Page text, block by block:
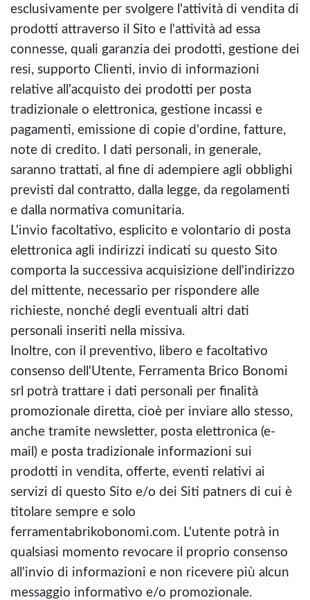
esclusivamente per svolgere l'attività di vendita di
prodotti attraverso il Sito e l'attività ad essa
connesse, quali garanzia dei prodotti, gestione dei
resi, supporto Clienti, invio di informazioni
relative all'acquisto dei prodotti per posta
tradizionale o elettronica, gestione incassi e
pagamenti, emissione di copie d'ordine, fatture,
note di credito. I dati personali, in generale,
saranno trattati, al fine di adempiere agli obblighi
previsti dal contratto, dalla legge, da regolamenti
e dalla normativa comunitaria.
L'invio facoltativo, esplicito e volontario di posta
elettronica agli indirizzi indicati su questo Sito
comporta la successiva acquisizione dell'indirizzo
del mittente, necessario per rispondere alle
richieste, nonché degli eventuali altri dati
personali inseriti nella missiva.
Inoltre, con il preventivo, libero e facoltativo
consenso dell'Utente, Ferramenta Brico Bonomi
srl potrà trattare i dati personali per finalità
promozionale diretta, cioè per inviare allo stesso,
anche tramite newsletter, posta elettronica (e-
mail) e posta tradizionale informazioni sui
prodotti in vendita, offerte, eventi relativi ai
servizi di questo Sito e/o dei Siti patners di cui è
titolare sempre e solo
ferramentabrikobonomi.com. L'utente potrà in
qualsiasi momento revocare il proprio consenso
all'invio di informazioni e non ricevere più alcun
messaggio informativo e/o promozionale.